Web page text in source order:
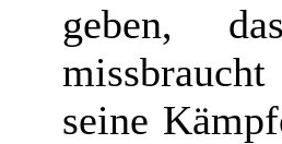
geben,
seine